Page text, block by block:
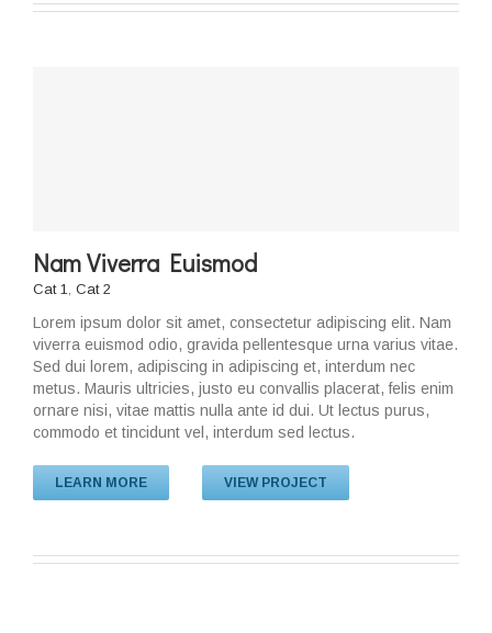
Nam Viverra Euismod
Cat 1, Cat 2
Lorem ipsum dolor sit amet, consectetur adipiscing elit. Nam
viverra euismod odio, gravida pellentesque urna varius vitae.
Sed dui lorem, adipiscing in adipiscing et, interdum nec
metus. Mauris ultricies, justo eu convallis placerat, felis enim
ornare nisi, vitae mattis nulla ante id dui. Ut lectus purus,
commodo et tincidunt vel, interdum sed lectus.
LEARN MORE VIEW PROJECT